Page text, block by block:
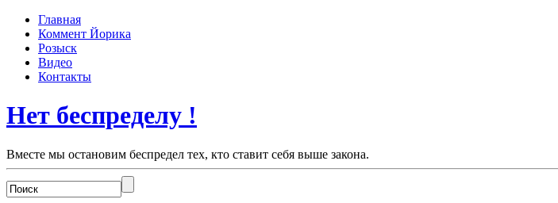
Главная
Коммент Йорика
Розыск
Видео
Контакты
Нет беспределу !
Вместе мы остановим беспредел тех, кто ставит себя выше закона.